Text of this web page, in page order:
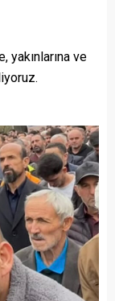
yakınlarına ve